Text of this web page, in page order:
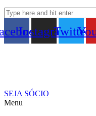
InstagramTwitter
SEJA SÓCIO
Menu